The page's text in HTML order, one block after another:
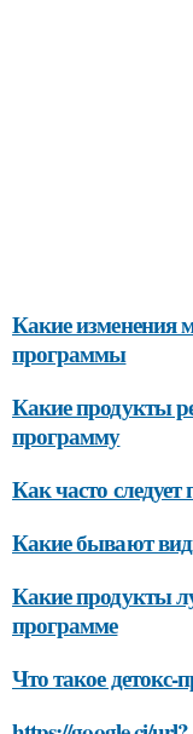
Какие изменения
программы
Какие продукты
программу
Как часто
Какие бывают
Какие продукты
программе
Что такое детокс-